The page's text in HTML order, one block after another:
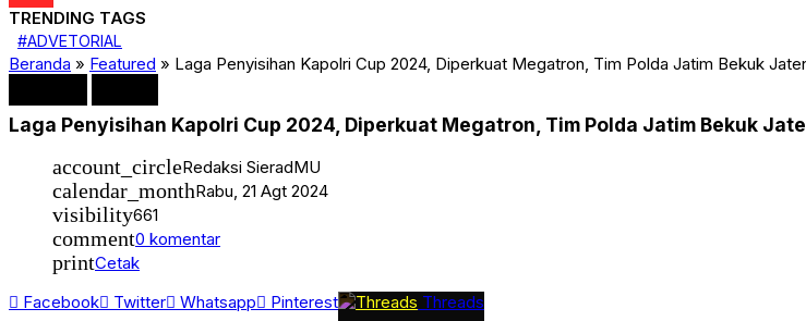
4
ADVETORIAL
ARTIKEL
Covid-19
Featured
HUKUM & KRIMINAL
Jurnal Muktamar48
JURNAL MUSYDA XIV
KHASANAH RAMADHAN
KIPRAH
Klaten
Klaten Terkini
KRONIK
KULINER
TRENDING TAGS
#ADVETORIAL
Beranda » Featured » Laga Penyisihan Kapolri Cup 2024, Diperkuat Megatron, Tim Polda Jatim Bekuk
Laga Penyisihan Kapolri Cup 2024, Diperkuat Megatron, Tim Polda Jatim Bekuk
account_circleRedaksi SieradMU
calendar_monthRabu, 21 Agt 2024
visibility661
comment0 komentar
printCetak
Facebook
Twitter Whatsapp Pinterest Threads